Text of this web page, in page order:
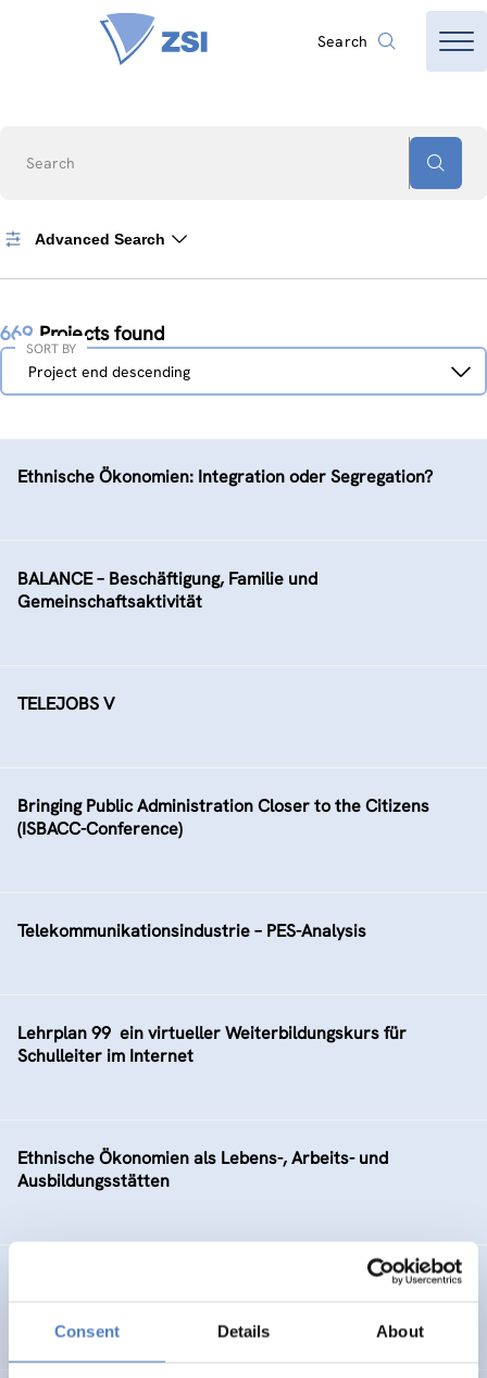
Consent Details About
Search
Search
Advanced Search
669 Projects found
Sort
Project end descending
SORT BY
Ethnische Ökonomien: Integration oder Segregation?
BALANCE – Beschäftigung, Familie und
Gemeinschaftsaktivität
TELEJOBS V
Bringing Public Administration Closer to the Citizens
(ISBACC-Conference)
Telekommunikationsindustrie – PES-Analysis
Lehrplan 99  ein virtueller Weiterbildungskurs für
Schulleiter im Internet
Ethnische Ökonomien als Lebens-, Arbeits- und
Ausbildungsstätten
Machbarkeitsstudie für einen Pilotversuch Teleworking